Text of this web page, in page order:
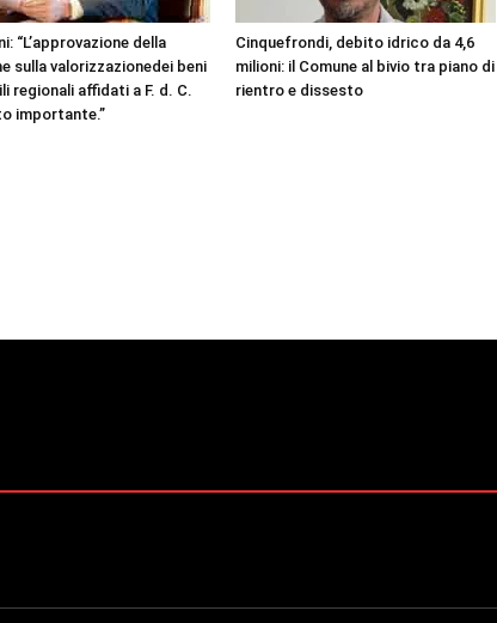
“L’approvazione della
sulla valorizzazionedei beni
regionali affidati a F. d. C.
importante.”
Cinquefrondi, debito idrico da 4,6
milioni: il Comune al bivio tra piano di
rientro e dissesto